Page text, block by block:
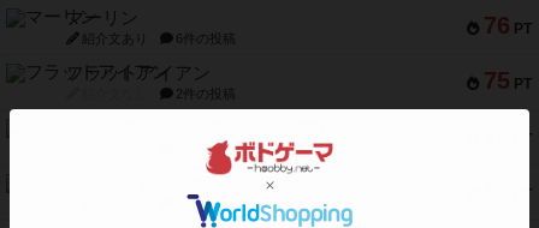
76 PT
マーリン
紹介文あり 6件の投稿
75 PT
フラットアイアン
2件の投稿
PT
1件の投稿
PT
アンブッシュ！：ムーブアウト！
1件の投稿